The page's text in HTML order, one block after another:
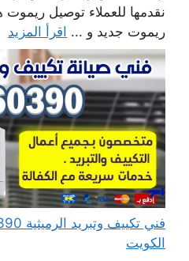
نقدمها للعملاء توصيل
ريموت جديد و ... اقرأ المزيد
الكويت